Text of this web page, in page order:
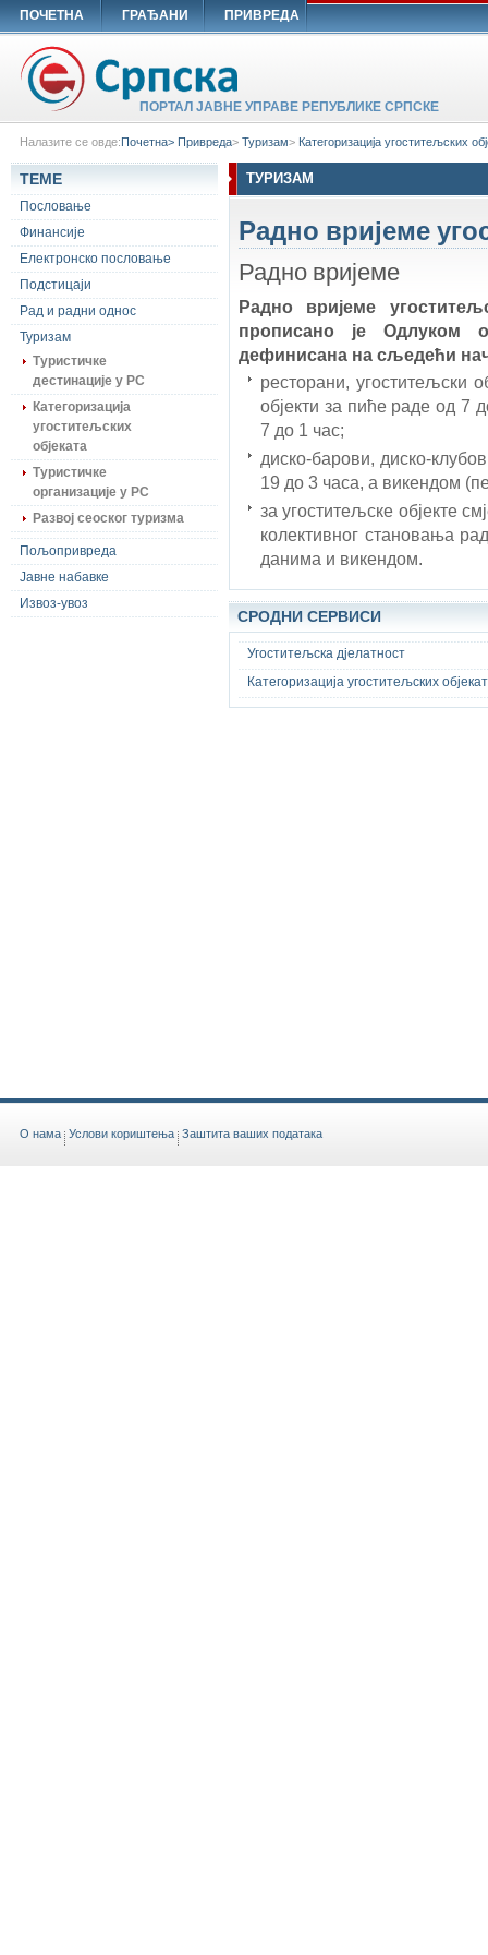
ПОЧЕТНА ГРАЂАНИ ПРИВРЕДА
ПОРТАЛ ЈАВНЕ УПРАВЕ РЕПУБЛИКЕ СРПСКЕ
Налазите се овде:Почетна> Привреда> Туризам> Категоризација угоститељских
ТУРИЗАМ
Радно вријеме
Радно вријеме
Радно вријеме
прописано је Одлуком
дефинисана на сљедећи
ресторани, угоститељски
објекти за пиће раде од 7
7 до 1 час;
диско-барови, диско-
19 до 3 часа, а викендом
за угоститељске објекте
колективног становања
данима и викендом.
СРОДНИ СЕРВИСИ
Угоститељска дјелатност
Категоризација угоститељских
ТЕМЕ
Пословање
Финансије
Електронско пословање
Подстицаји
Рад и радни однос
Туризам
Туристичке
дестинације у РС
Категоризација
угоститељских
објеката
Туристичке
организације у РС
Развој сеоског туризма
Пољопривреда
Јавне набавке
Извоз-увоз
O нама Услови кориштења Заштита ваших података